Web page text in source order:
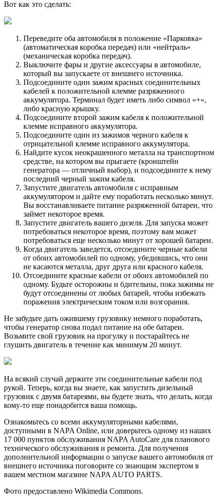
Вот как это сделать:
Переведите оба автомобиля в положение «Парковка»
(автоматическая коробка передач) или «нейтраль»
(механическая коробка передач).
Выключите фары и другие аксессуары в автомобиле,
который вы запускаете от внешнего источника.
Подсоедините один зажим красных соединительных
кабелей к положительной клемме разряженного
аккумулятора. Терминал будет иметь либо символ «+»,
либо красную крышку.
Подсоедините второй зажим кабеля к положительной
клемме исправного аккумулятора.
Подсоедините один из зажимов черного кабеля к
отрицательной клемме исправного аккумулятора.
Найдите кусок неокрашенного металла на транспортном
средстве, на котором вы прыгаете (кронштейн
генератора — отличный выбор), и подсоедините к нему
последний черный зажим кабеля.
Запустите двигатель автомобиля с исправным
аккумулятором и дайте ему поработать несколько минут.
Вы восстанавливаете питание разряженной батареи, что
займет некоторое время.
Запустите двигатель вашего дизеля. Для запуска может
потребоваться некоторое время, поэтому вам может
потребоваться еще несколько минут от хорошей батареи.
Когда двигатель заведется, отсоедините черные кабели
от обоих автомобилей по одному, убедившись, что они
не касаются металла, друг друга или красного кабеля.
Отсоедините красные кабели от обоих автомобилей по
одному. Будьте осторожны и бдительны, пока зажимы не
будут отсоединены от любых батарей, чтобы избежать
поражения электрическим током или возгорания.
Не забудьте дать ожившему грузовику немного поработать,
чтобы генератор снова подал питание на обе батареи.
Возьмите свой грузовик на прогулку и постарайтесь не
глушить двигатель в течение как минимум 20 минут.
На всякий случай держите эти соединительные кабели под
рукой. Теперь, когда вы знаете, как запустить дизельный
грузовик с двумя батареями, вы будете знать, что делать, когда
кому-то еще понадобится ваша помощь.
Ознакомьтесь со всеми аккумуляторными кабелями,
доступными в NAPA Online, или доверьтесь одному из наших
17 000 пунктов обслуживания NAPA AutoCare для планового
технического обслуживания и ремонта. Для получения
дополнительной информации о запуске вашего автомобиля от
внешнего источника поговорите со знающим экспертом в
вашем местном магазине NAPA AUTO PARTS.
Фото предоставлено Wikimedia Commons.